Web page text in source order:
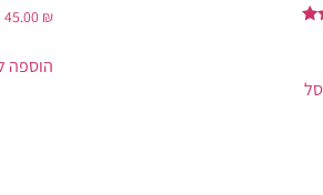
45.00 ₪
הוספה